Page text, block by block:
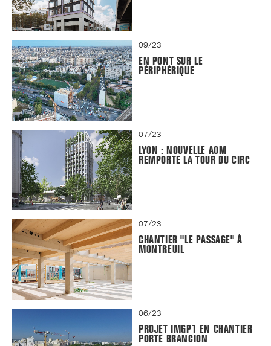
09/23
EN PONT SUR LE
PÉRIPHÉRIQUE
07/23
LYON : NOUVELLE AOM
REMPORTE LA TOUR DU CIRC
07/23
CHANTIER "LE PASSAGE" À
MONTREUIL
06/23
PROJET IMGP1 EN CHANTIER
PORTE BRANCION